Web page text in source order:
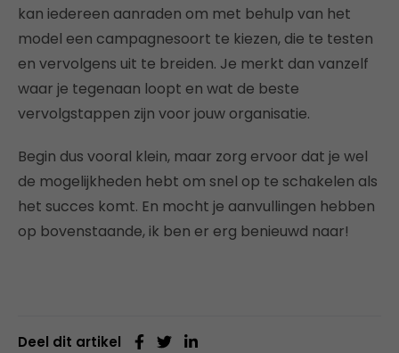
kan iedereen aanraden om met behulp van het
model een campagnesoort te kiezen, die te testen
en vervolgens uit te breiden. Je merkt dan vanzelf
waar je tegenaan loopt en wat de beste
vervolgstappen zijn voor jouw organisatie.
Begin dus vooral klein, maar zorg ervoor dat je wel
de mogelijkheden hebt om snel op te schakelen als
het succes komt. En mocht je aanvullingen hebben
op bovenstaande, ik ben er erg benieuwd naar!
Deel dit artikel